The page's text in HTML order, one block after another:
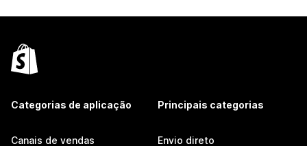
Categorias de aplicação
Canais de vendas
Principais categorias
Envio direto